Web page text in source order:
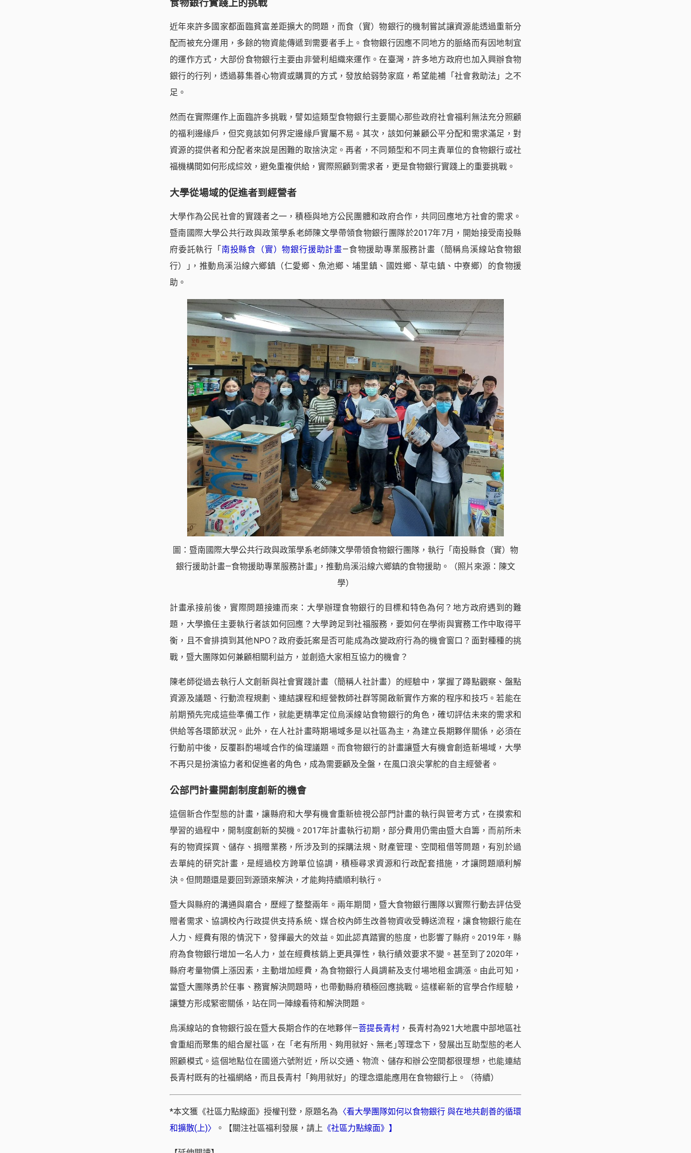
食物銀行實踐上的挑戰
近年來許多國家都面臨貧富差距擴大的問題，而食（實）物銀行的機制嘗試讓資源能透過重新分
配而被充分運用，多餘的物資能傳遞到需要者手上。食物銀行因應不同地方的脈絡而有因地制宜
的運作方式，大部份食物銀行主要由非營利組織來運作。在臺灣，許多地方政府也加入興辦食物
銀行的行列，透過募集善心物資或購買的方式，發放給弱勢家庭，希望能補「社會救助法」之不
足。
然而在實際運作上面臨許多挑戰，譬如這類型食物銀行主要關心那些政府社會福利無法充分照顧
的福利邊緣戶，但究竟該如何界定邊緣戶實屬不易。其次，該如何兼顧公平分配和需求滿足，對
資源的提供者和分配者來說是困難的取捨決定。再者，不同類型和不同主責單位的食物銀行或社
福機構間如何形成綜效，避免重複供給，實際照顧到需求者，更是食物銀行實踐上的重要挑戰。
大學從場域的促進者到經營者
大學作為公民社會的實踐者之一，積極與地方公民團體和政府合作，共同回應地方社會的需求。
暨南國際大學公共行政與政策學系老師陳文學帶領食物銀行團隊於2017年7月，開始接受南投縣
府委託執行「 南投縣食（實）物銀行援助計畫—食物援助專業服務計畫（簡稱烏溪線站食物銀
行）｣，推動烏溪沿線六鄉鎮（仁愛鄉、魚池鄉、埔里鎮、國姓鄉、草屯鎮、中寮鄉）的食物援
助。
圖：暨南國際大學公共行政與政策學系老師陳文學帶領食物銀行團隊，執行「南投縣食（實）物
銀行援助計畫—食物援助專業服務計畫｣，推動烏溪沿線六鄉鎮的食物援助。（照片來源：陳文
學）
計畫承接前後，實際問題接連而來：大學辦理食物銀行的目標和特色為何？地方政府遇到的難
題，大學擔任主要執行者該如何回應？大學跨足到社福服務，要如何在學術與實務工作中取得平
衡，且不會排擠到其他NPO？政府委託案是否可能成為改變政府行為的機會窗口？面對種種的挑
戰，暨大團隊如何兼顧相關利益方，並創造大家相互協力的機會？
陳老師從過去執行人文創新與社會實踐計畫（簡稱人社計畫）的經驗中，掌握了蹲點觀察、盤點
資源及議題、行動流程規劃、連結課程和經營教師社群等開啟新實作方案的程序和技巧。若能在
前期預先完成這些準備工作，就能更精準定位烏溪線站食物銀行的角色，確切評估未來的需求和
供給等各環節狀況。此外，在人社計畫時期場域多是以社區為主，為建立長期夥伴關係，必須在
行動前中後，反覆斟酌場域合作的倫理議題。而食物銀行的計畫讓暨大有機會創造新場域，大學
不再只是扮演協力者和促進者的角色，成為需要顧及全盤，在風口浪尖掌舵的自主經營者。
公部門計畫開創制度創新的機會
這個新合作型態的計畫，讓縣府和大學有機會重新檢視公部門計畫的執行與管考方式，在摸索和
學習的過程中，開制度創新的契機。2017年計畫執行初期，部分費用仍需由暨大自籌，而前所未
有的物資採買、儲存、捐贈業務，所涉及到的採購法規、財產管理、空間租借等問題，有別於過
去單純的研究計畫，是經過校方跨單位協調，積極尋求資源和行政配套措施，才讓問題順利解
決。但問題還是要回到源頭來解決，才能夠持續順利執行。
暨大與縣府的溝通與磨合，歷經了整整兩年。兩年期間，暨大食物銀行團隊以實際行動去評估受
贈者需求、協調校內行政提供支持系統、媒合校內師生改善物資收受轉送流程，讓食物銀行能在
人力、經費有限的情況下，發揮最大的效益。如此認真踏實的態度，也影響了縣府。2019年，縣
府為食物銀行增加一名人力，並在經費核銷上更具彈性，執行績效要求不變。甚至到了2020年，
縣府考量物價上漲因素，主動增加經費，為食物銀行人員調薪及支付場地租金調漲。由此可知，
當暨大團隊勇於任事、務實解決問題時，也帶動縣府積極回應挑戰。這樣嶄新的官學合作經驗，
讓雙方形成緊密關係，站在同一陣線看待和解決問題。
烏溪線站的食物銀行設在暨大長期合作的在地夥伴—菩提長青村 ，長青村為921大地震中部地區社
會重組而聚集的組合屋社區，在「老有所用、夠用就好、無老｣等理念下，發展出互助型態的老人
照顧模式。這個地點位在國道六號附近，所以交通、物流、儲存和辦公空間都很理想，也能連結
長青村既有的社福網絡，而且長青村「夠用就好」的理念還能應用在食物銀行上。（待續）
*本文獲《社區力點線面》授權刊登，原題名為 〈看大學團隊如何以食物銀行 與在地共創善的循環
和擴散(上)〉
。【關注社區福利發展，請上 《社區力點線面》 】